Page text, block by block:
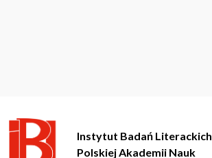
Instytut Badań Literackich
Polskiej Akademii Nauk